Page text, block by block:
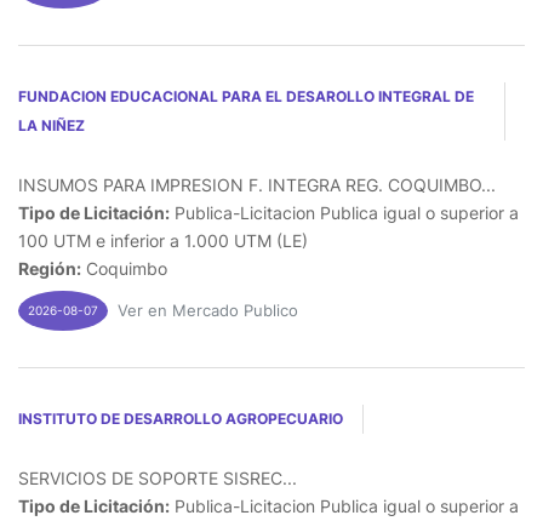
FUNDACION EDUCACIONAL PARA EL DESAROLLO INTEGRAL DE
LA NIÑEZ
INSUMOS PARA IMPRESION F. INTEGRA REG. COQUIMBO...
Tipo de Licitación: Publica-Licitacion Publica igual o superior a
100 UTM e inferior a 1.000 UTM (LE)
Región: Coquimbo
2026-08-07 Ver en Mercado Publico
INSTITUTO DE DESARROLLO AGROPECUARIO
SERVICIOS DE SOPORTE SISREC...
Tipo de Licitación: Publica-Licitacion Publica igual o superior a